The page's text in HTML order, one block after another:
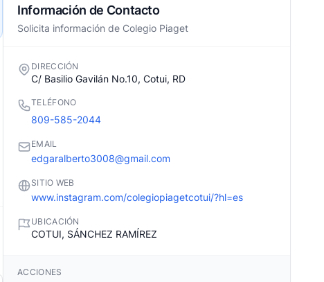
Información de Contacto
Solicita información de Colegio Piaget
DIRECCIÓN
C/ Basilio Gavilán No.10, Cotui, RD
TELÉFONO
809-585-2044
EMAIL
edgaralberto3008@gmail.com
SITIO WEB
www.instagram.com/colegiopiagetcotui/?hl=es
UBICACIÓN
COTUI, SÁNCHEZ RAMÍREZ
ACCIONES